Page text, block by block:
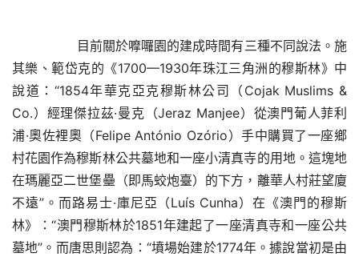
目前關於嚤囉園的建成時間有三種不同說法。施
其樂、範岱克的《1700—1930年珠江三角洲的穆斯林》中
說道：“1854年華克亞克穆斯林公司（Cojak Muslims &
Co.）經理傑拉茲·曼克（Jeraz Manjee）從澳門葡人菲利
浦·奧佐裡奧（Felipe António Ozório）手中購買了一座鄉
村花園作為穆斯林公共墓地和一座小清真寺的用地。這塊地
在瑪麗亞二世堡壘（即馬蛟炮臺）的下方，離華人村莊望廈
不遠”。而路易士·庫尼亞（Luís Cunha）在《澳門的穆斯
林》：“澳門穆斯林於1851年建起了一座清真寺和一座公共
墓地”。而唐思則認為：“墳場始建於1774年。據說當初是由